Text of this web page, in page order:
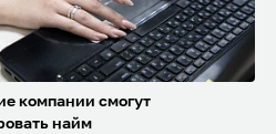
компании смогут
найм